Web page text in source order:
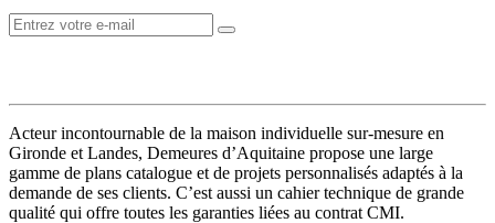
Acteur incontournable de la maison individuelle sur-mesure en
Gironde et Landes, Demeures d’Aquitaine propose une large
gamme de plans catalogue et de projets personnalisés adaptés à la
demande de ses clients. C’est aussi un cahier technique de grande
qualité qui offre toutes les garanties liées au contrat CMI.